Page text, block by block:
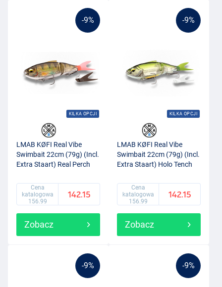
-9%
KILKA OPCJI
LMAB KØFI Real Vibe
Swimbait 22cm (79g) (Incl.
Extra Staart) Real Perch
Cena
katalogowa
156.99
142.15
Zobacz
-9%
KILKA OPCJI
LMAB KØFI Real Vibe
Swimbait 22cm (79g) (Incl.
Extra Staart) Holo Tench
Cena
katalogowa
156.99
142.15
Zobacz
-9% -9%